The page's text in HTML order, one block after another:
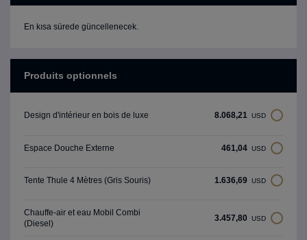
En kısa sürede güncellenecek.
Produits optionnels
Design d'intérieur en bois de luxe 8.068,21 USD
Espace Douche Externe 461,04 USD
Tente Thule 4 Mètres (Gris Souris) 1.636,69 USD
Chauffe-air et eau Mobil Combi
(Diesel)
3.457,80 USD